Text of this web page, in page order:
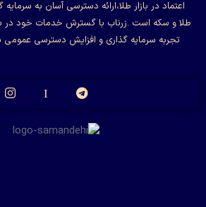
اعتماد در بازار طلا،ارائه دسترسی آسان به
طلا و سکه است .زرناب با گسترش خدمات خود در
تجربه سرمایه گذاری و افزایش دسترسی